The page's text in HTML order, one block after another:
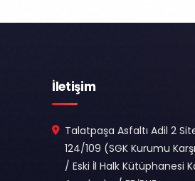
İletişim
Talatpaşa Asfaltı Adil 2
124/109 (SGK Kurumu
/ Eski İl Halk Kütüphanesi